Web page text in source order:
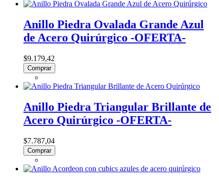
Anillo Piedra Ovalada Grande Azul
de Acero Quirúrgico -OFERTA-
$9.179,42
Comprar
Anillo Piedra Triangular Brillante de
Acero Quirúrgico -OFERTA-
$7.787,04
Comprar